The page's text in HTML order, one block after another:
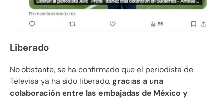
Liberado
No obstante, se ha confirmado que el periodista de
Televisa ya ha sido liberado, gracias a una
colaboración entre las embajadas de México y